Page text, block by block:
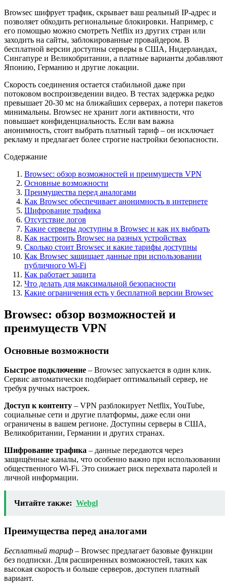
Browsec шифрует трафик, скрывает ваш реальный IP-адрес и
позволяет обходить региональные блокировки. Например, с
его помощью можно смотреть Netflix из других стран или
заходить на сайты, заблокированные провайдером. В
бесплатной версии доступны серверы в США, Нидерландах,
Сингапуре и Великобритании, а платные варианты добавляют
Японию, Германию и другие локации.
Скорость соединения остается стабильной даже при
потоковом воспроизведении видео. В тестах задержка редко
превышает 20-30 мс на ближайших серверах, а потери пакетов
минимальны. Browsec не хранит логи активности, что
повышает конфиденциальность. Если вам важна
анонимность, стоит выбрать платный тариф – он исключает
рекламу и предлагает более строгие настройки безопасности.
Содержание
Browsec: обзор возможностей и преимуществ VPN
Основные возможности
Преимущества перед аналогами
Как Browsec обеспечивает анонимность в интернете
Шифрование трафика
Отсутствие логов
Какие серверы доступны в Browsec и как их выбрать
Как настроить Browsec на разных устройствах
Сколько стоит Browsec и какие тарифы доступны
Как Browsec защищает данные при использовании
публичного Wi-Fi
Как работает защита
Что делать для максимальной безопасности
Какие ограничения есть у бесплатной версии Browsec
Browsec: обзор возможностей и
преимуществ VPN
Основные возможности
Быстрое подключение – Browsec запускается в один клик.
Сервис автоматически подбирает оптимальный сервер, не
требуя ручных настроек.
Доступ к контенту – VPN разблокирует Netflix, YouTube,
социальные сети и другие платформы, даже если они
ограничены в вашем регионе. Доступны серверы в США,
Великобритании, Германии и других странах.
Шифрование трафика – данные передаются через
защищённые каналы, что особенно важно при использовании
общественного Wi-Fi. Это снижает риск перехвата паролей и
личной информации.
Читайте также: Webgl
Преимущества перед аналогами
Бесплатный тариф – Browsec предлагает базовые функции
без подписки. Для расширенных возможностей, таких как
высокая скорость и больше серверов, доступен платный
вариант.